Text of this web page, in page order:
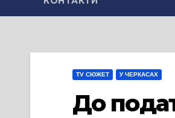
TV СЮЖЕТ У ЧЕРКАСАХ
До